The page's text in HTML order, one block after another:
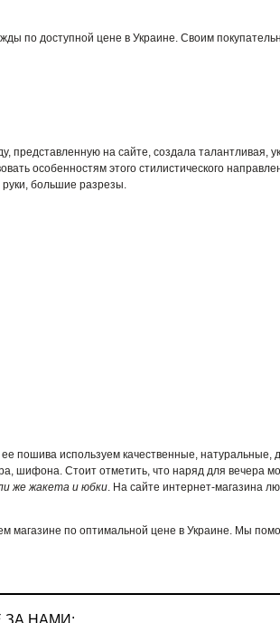
по доступной цене в Украине. Своим
на сайте, создала талантливая,
особенностям этого стилистического
руки, большие разрезы.
пошива используем качественные, натуральные,
шифона. Стоит отметить, что наряд для вечера
же жакета и юбки. На сайте интернет-магазина
магазине по оптимальной цене в Украине. Мы
ЗА НАМИ: